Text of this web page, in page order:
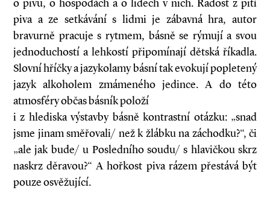
o pivu, o hospodách a o lidech v nich. Radost z pití
piva a ze setkávání s lidmi je zábavná hra, autor
bravurně pracuje s rytmem, básně se rýmují a svou
jednoduchostí a lehkostí připomínají dětská říkadla.
Slovní hříčky a jazykolamy básní tak evokují popletený
jazyk alkoholem zmámeného jedince. A do této
atmosféry občas básník položí
i z hlediska výstavby básně kontrastní otázku: „snad
jsme jinam směřovali/ než k žlábku na záchodku?“, či
„ale jak bude/ u Posledního soudu/ s hlavičkou skrz
naskrz děravou?“ A hořkost piva rázem přestává být
pouze osvěžující.